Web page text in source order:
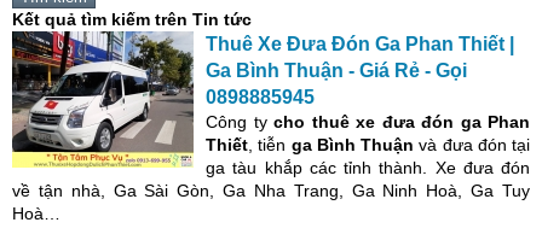
Kết quả tìm kiếm trên Tin tức
Thuê Xe Đưa Đón Ga Phan Thiết |
Ga Bình Thuận - Giá Rẻ - Gọi
0898885945
Công ty cho thuê xe đưa đón ga Phan
Thiết , tiễn ga Bình Thuận và đưa đón tại
ga tàu khắp các tỉnh thành. Xe đưa đón
về tận nhà, Ga Sài Gòn, Ga Nha Trang, Ga Ninh Hoà, Ga Tuy
Hoà…